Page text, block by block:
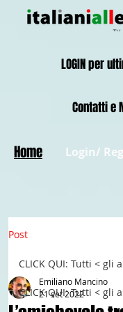
Login/
Contatti e
Home
LOGIN per
Post
CLICK QUI: Tutti < gli
CLICK QUI: Tutti < gli
Emiliano Mancino
21 set 2022